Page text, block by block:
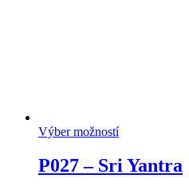
Výber možností
P027 – Sri Yantra